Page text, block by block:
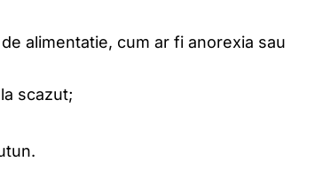
alimentatie, cum ar fi anorexia sau
scazut;